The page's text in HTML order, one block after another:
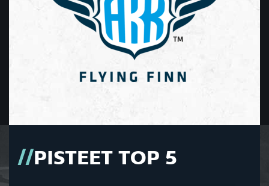
PISTEET TOP 5